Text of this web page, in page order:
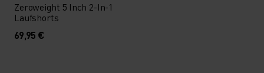
Zeroweight 5 Inch 2-In-1
Laufshorts
69,95 €